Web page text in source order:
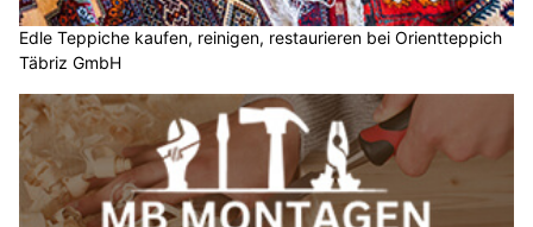
Edle Teppiche kaufen, reinigen, restaurieren bei Orientteppich
Täbriz GmbH